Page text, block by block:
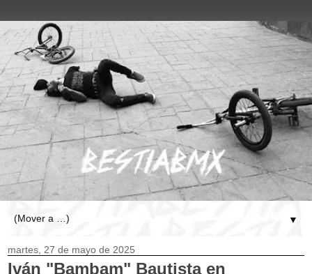
▼
martes, 27 de mayo de 2025
Iván "Bambam" Bautista en